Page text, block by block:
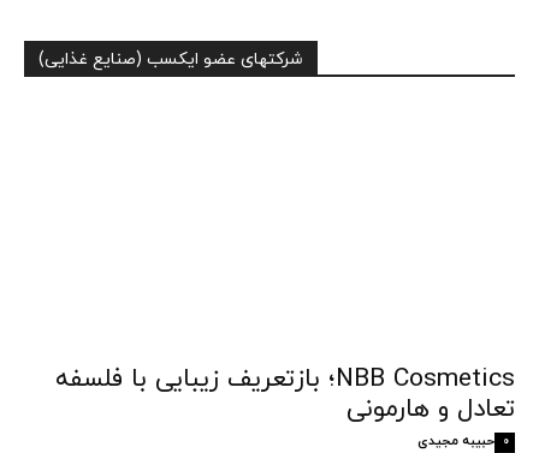
شرکتهای عضو ایکسب (صنایع غذایی)
NBB Cosmetics؛ بازتعریف زیبایی با فلسفه
تعادل و هارمونی
حبیبه مجیدی 0